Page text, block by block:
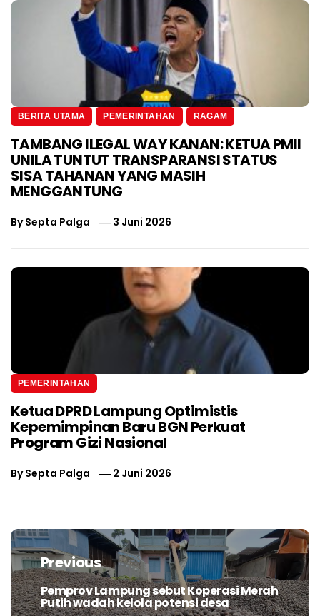
BERITA UTAMA PEMERINTAHAN RAGAM
TAMBANG ILEGAL WAY KANAN: KETUA PMII
UNILA TUNTUT TRANSPARANSI STATUS
SISA TAHANAN YANG MASIH
MENGGANTUNG
BySepta Palga 3 Juni 2026
PEMERINTAHAN
Ketua DPRD Lampung Optimistis
Kepemimpinan Baru BGN Perkuat
Program Gizi Nasional
BySepta Palga 2 Juni 2026
Navigasi
posPrevious
Previous
post:
Pemprov Lampung sebut Koperasi Merah
Putih wadah kelola potensi desa